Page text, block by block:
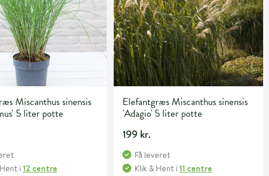
Miscanthus sinensis
5 liter potte
i 12 centre
Elefantgræs Miscanthus sinensis
'Adagio' 5 liter potte
199 kr.
Få leveret
Klik & Hent i 11 centre